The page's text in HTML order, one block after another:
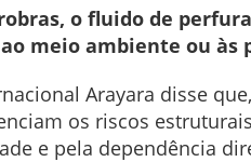
o fluido de
meio ambiente ou às
Arayara disse
os riscos
e pela dependência